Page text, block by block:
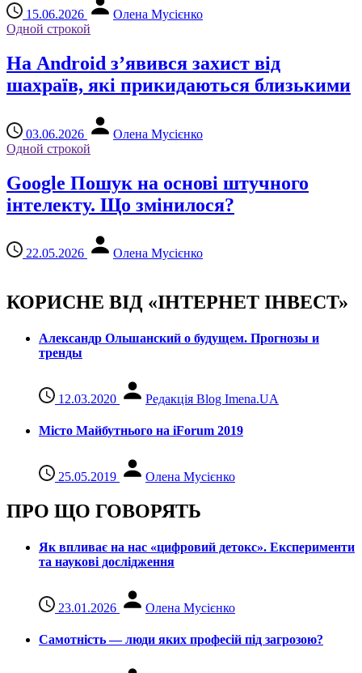
15.06.2026
Олена Мусієнко
Одной строкой
На Android з’явився захист від
шахраїв, які прикидаються близькими
03.06.2026
Олена Мусієнко
Одной строкой
Google Пошук на основі штучного
інтелекту. Що змінилося?
22.05.2026 Олена Мусієнко
КОРИСНЕ ВІД «ІНТЕРНЕТ ІНВЕСТ»
Александр Ольшанский о будущем. Прогнозы и
тренды
12.03.2020 Редакція Blog Imena.UA
Місто Майбутнього на iForum 2019
25.05.2019 Олена Мусієнко
ПРО ЩО ГОВОРЯТЬ
Як впливає на нас «цифровий детокс». Експерименти
та наукові дослідження
23.01.2026 Олена Мусієнко
Самотність — люди яких професій під загрозою?